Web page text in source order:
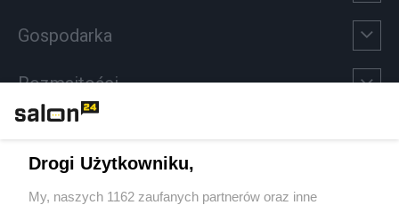
Gospodarka
Rozmaitości
Sport
Drogi Użytkowniku,
My, naszych 1162 zaufanych partnerów oraz inne